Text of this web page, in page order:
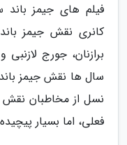
فیلم های جیمز باند
کانری نقش جیمز
برازنان، جورج
سال ها نقش جیمز
نسل از مخاطبان نقش
فعلی، اما بسیار